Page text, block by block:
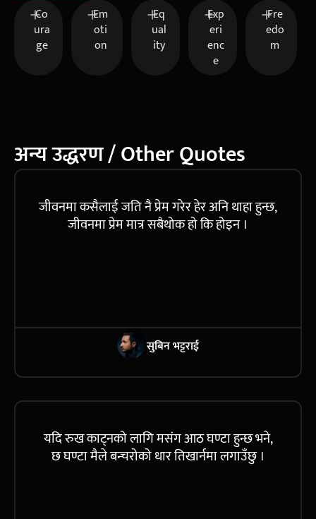
Co
ura
ge
Em
oti
on
Eq
ual
ity
Exp
eri
enc
e
Fre
edo
m
अन्य उद्धरण / Other Quotes
जीवनमा कसैलाई जति नै प्रेम गरेर हेर अनि थाहा हुन्छ,
जीवनमा प्रेम मात्र सबैथोक हो कि होइन ।
सुबिन भट्टराई
यदि रुख काट्नको लागि मसंग आठ घण्टा हुन्छ भने,
छ घण्टा मैले बन्चरोको धार तिखार्नमा लगाउँछु ।